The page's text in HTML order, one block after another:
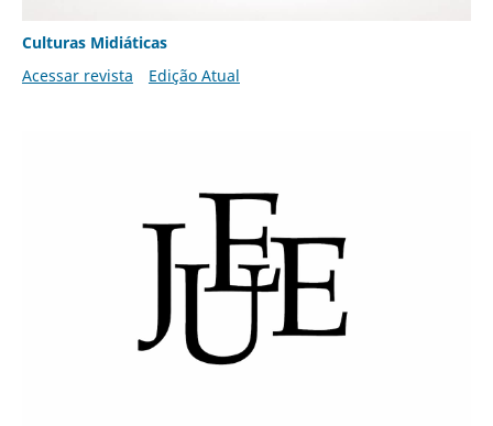
Culturas Midiáticas
Acessar revista
Edição Atual